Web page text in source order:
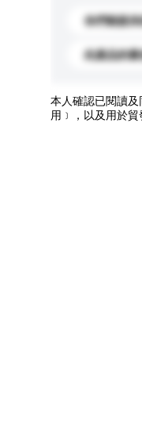
你們能提供
此產品的最
本人確認已閱讀及
用﹞，以及用於貿